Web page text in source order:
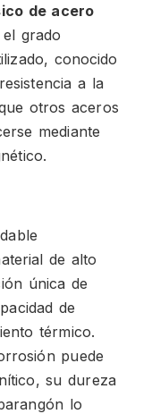
de acero
el grado
conocido
a la
otros aceros
mediante
de alto
única de
de
térmico.
puede
su dureza
lo